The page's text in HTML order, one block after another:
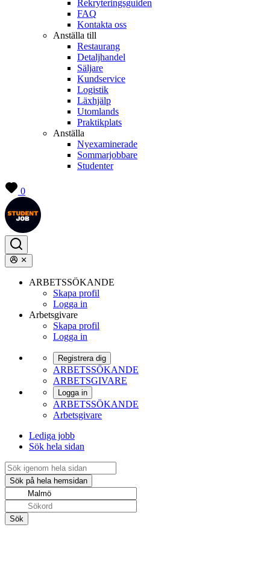
Rekryteringsguiden
FAQ
Kontakta oss
Anställa till
Restaurang
Detaljhandel
Säljare
Kundservice
Logistik
Läxhjälp
Utomlands
Praktikplats
Anställa
Nyexaminerade
Sommarjobbare
Studenter
0
ARBETSSÖKANDE
Skapa profil
Logga in
Arbetsgivare
Skapa profil
Logga in
Registrera dig
ARBETSSÖKANDE
ARBETSGIVARE
Logga in
ARBETSSÖKANDE
Arbetsgivare
Lediga jobb
Sök hela sidan